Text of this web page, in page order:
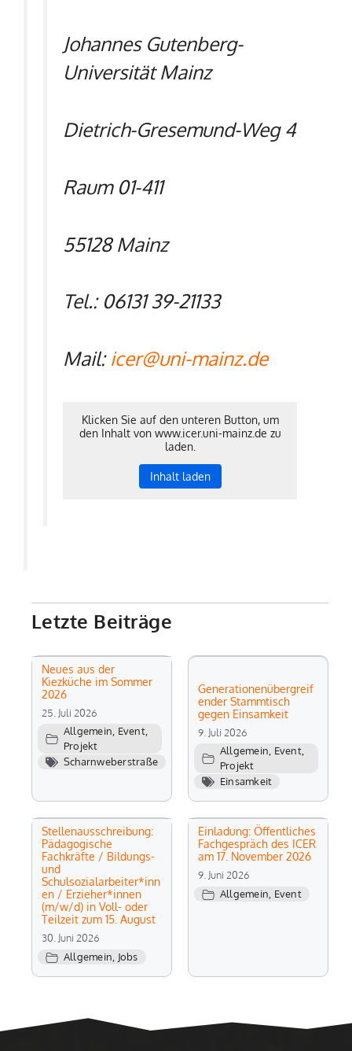
Johannes Gutenberg-
Universität Mainz
Dietrich-Gresemund-Weg 4
Raum 01-411
55128 Mainz
Tel.: 06131 39-21133
Mail:icer@uni-mainz.de
Klicken Sie auf den unteren Button, um
den Inhalt von www.icer.uni-mainz.de zu
laden.
Inhalt laden
Letzte Beiträge
Neues aus der
Kiezküche im Sommer
2026
25. Juli 2026
Allgemein Event,
Projekt
Scharnweberstraße
Generationenübergreif
ender Stammtisch
gegen Einsamkeit
9. Juli 2026
Allgemein Event,
Projekt
Einsamkeit
Stellenausschreibung:
Pädagogische
Fachkräfte / Bildungs-
und
Schulsozialarbeiter*inn
en / Erzieher*innen
(m/w/d) in Voll- oder
Teilzeit zum 15. August
30. Juni 2026
Allgemein, Jobs
Einladung: Öffentliches
Fachgespräch des ICER
am 17. November 2026
9. Juni 2026
Allgemein, Event